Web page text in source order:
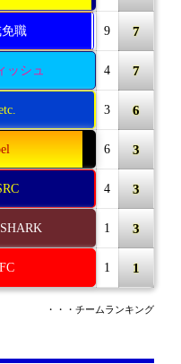
免職 9 7
ッシュ 4 7
3 6
6 3
4 3
1 3
1 1
・・・チームランキング